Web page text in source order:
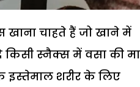
चाहते हैं जो खाने में
किसी स्नैक्स में वसा की
इस्तेमाल शरीर के लिए